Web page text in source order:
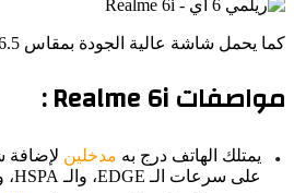
كما يحمل شاشة عالية الجودة بمقاس 6.5 بوصة، وبطارية صعبة الإزالة من الليثيوم بوليمر بسعة 5000 ملّي أمبير، والتي يمكن إعادة شحنها بسرعة باستخدام شاحن بقوة 18 وات.
مواصفات Realme 6i :
يمتلك الهاتف درج به مدخلين
على سرعات الـ EDGE، والـ HSPA، والـ LTE.